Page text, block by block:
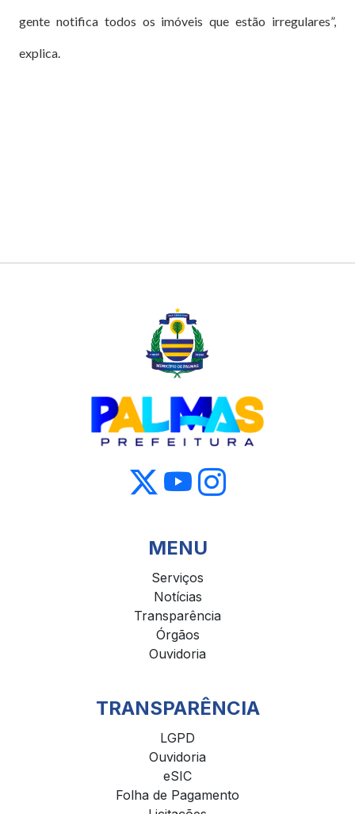
gente notifica todos os imóveis que estão irregulares”,
explica.
MENU
Serviços
Notícias
Transparência
Órgãos
Ouvidoria
TRANSPARÊNCIA
LGPD
Ouvidoria
eSIC
Folha de Pagamento